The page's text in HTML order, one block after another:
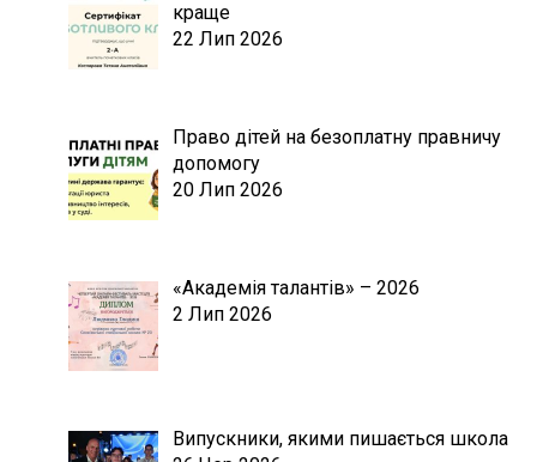
краще
22 Лип 2026
Право дітей на безоплатну правничу
допомогу
20 Лип 2026
«Академія талантів» – 2026
2 Лип 2026
Випускники, якими пишається школа